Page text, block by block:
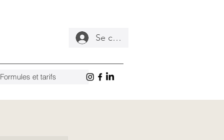
Se connecter
Formules et tarifs